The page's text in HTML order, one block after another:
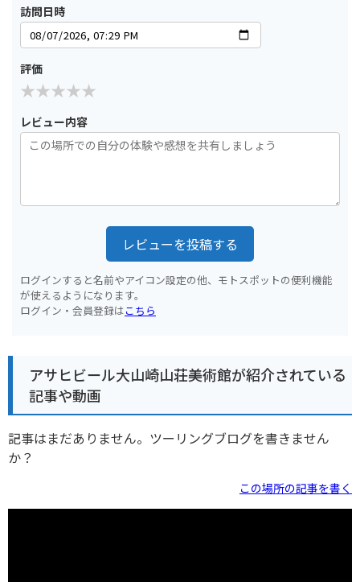
訪問日時
評価
レビュー内容
レビューを投稿する
ログインすると名前やアイコン設定の他、モトスポットの便利機能
が使えるようになります。
ログイン・会員登録はこちら
アサヒビール大山崎山荘美術館が紹介されている
記事や動画
記事はまだありません。ツーリングブログを書きません
か？
この場所の記事を書く